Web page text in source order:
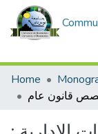
Home